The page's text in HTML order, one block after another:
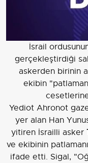
İsrail
gerçekleştirdiği
askerden birinin
ekibin
cesetlerine
Yediot Ahronot
yer alan Han
yitiren İsrailli asker
ve ekibinin
ifade etti. Sigal,